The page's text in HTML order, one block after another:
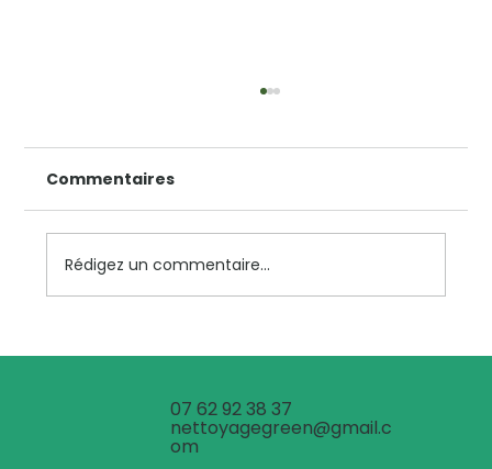
Grenoble pour les entreprises
Dans un contexte où la propreté des
locaux influence directement l’image et la
productivité des entreprises, choisir un
service de nettoyage adapté devient une
priorité. À Grenoble, de plus en plus d’
Commentaires
Rédigez un commentaire...
07 62 92 38 37
nettoyagegreen@gmail.c
om